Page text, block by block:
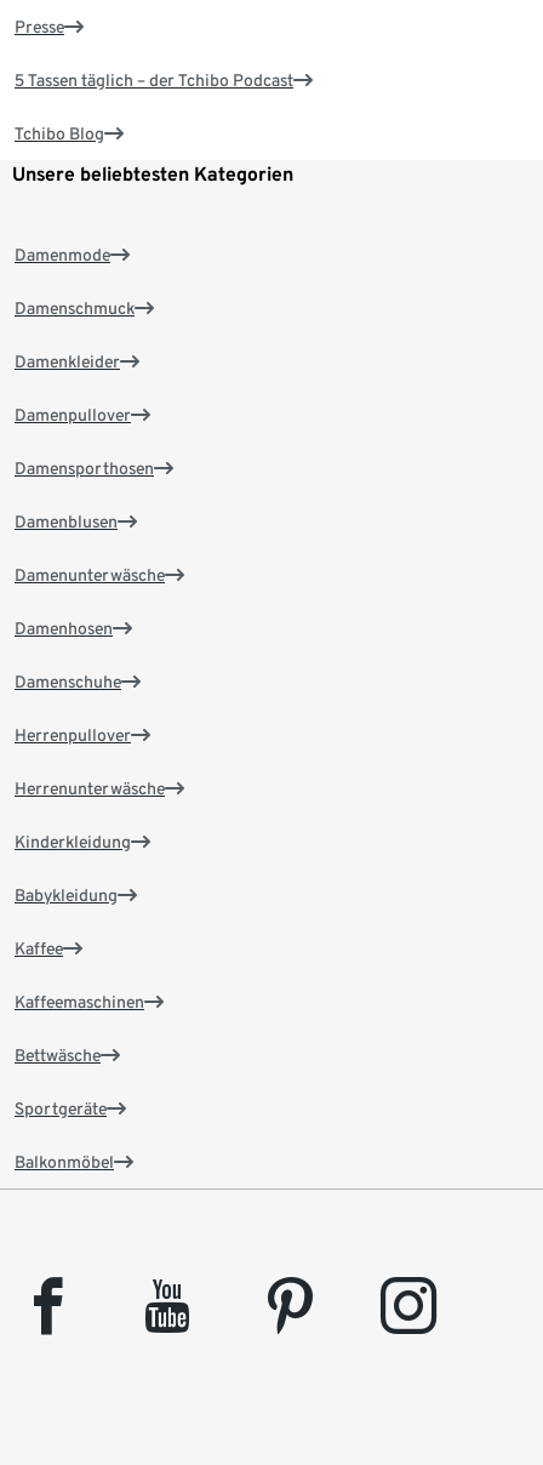
Presse
5 Tassen täglich – der Tchibo Podcast
Tchibo Blog
Unsere beliebtesten Kategorien
Damenmode
Damenschmuck
Damenkleider
Damenpullover
Damensporthosen
Damenblusen
Damenunterwäsche
Damenhosen
Damenschuhe
Herrenpullover
Herrenunterwäsche
Kinderkleidung
Babykleidung
Kaffee
Kaffeemaschinen
Bettwäsche
Sportgeräte
Balkonmöbel
facebook youtube pinterest instagram